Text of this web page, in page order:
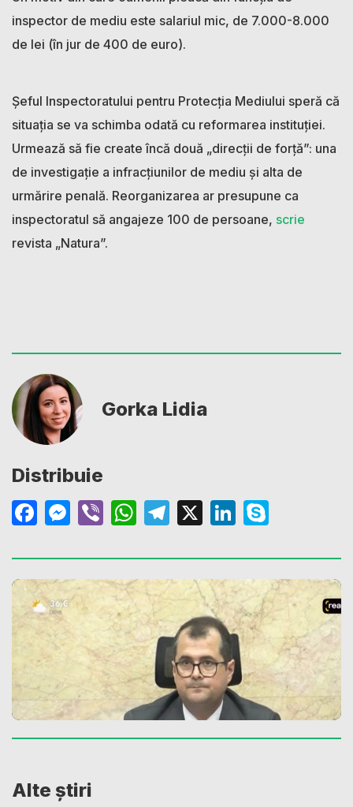
inspector de mediu este salariul mic, de 7.000-8.000
de lei (în jur de 400 de euro).
Șeful Inspectoratului pentru Protecția Mediului speră că
situația se va schimba odată cu reformarea instituției.
Urmează să fie create încă două „direcții de forță”: una
de investigație a infracțiunilor de mediu și alta de
urmărire penală. Reorganizarea ar presupune ca
inspectoratul să angajeze 100 de persoane, scrie
revista „Natura”.
Gorka Lidia
Distribuie
Facebook
Messenger
ViberWhatsApp
Telegram
X LinkedIn
Alte știri